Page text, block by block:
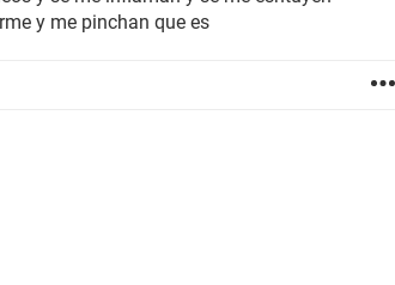
y me pinchan que es